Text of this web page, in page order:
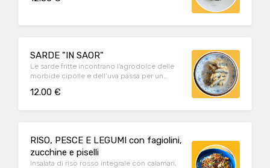
SARDE "IN SAOR"
Le sarde fritte incontrano l’agrodolce delle
morbide cipolle e dell’uva passa per un
12.00 €
RISO, PESCE E LEGUMI con fagiolini,
zucchine e piselli
Insalata di riso rosso integrale con calamari,